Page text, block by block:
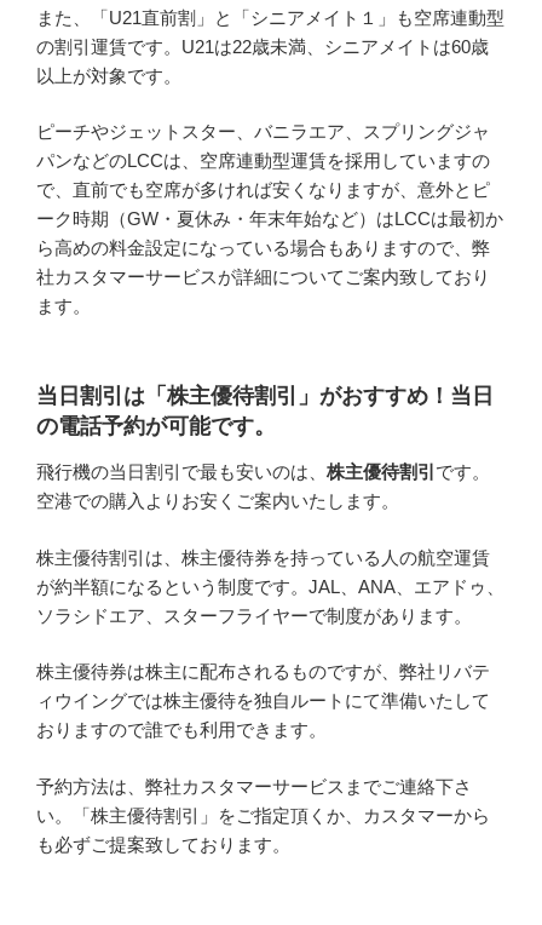
また、「U21直前割」と「シニアメイト１」も空席連動型
の割引運賃です。U21は22歳未満、シニアメイトは60歳
以上が対象です。
ピーチやジェットスター、バニラエア、スプリングジャ
パンなどのLCCは、空席連動型運賃を採用していますの
で、直前でも空席が多ければ安くなりますが、意外とピ
ーク時期（GW・夏休み・年末年始など）はLCCは最初か
ら高めの料金設定になっている場合もありますので、弊
社カスタマーサービスが詳細についてご案内致しており
ます。
当日割引は「株主優待割引」がおすすめ！当日
の電話予約が可能です。
飛行機の当日割引で最も安いのは、 株主優待割引 です。
空港での購入よりお安くご案内いたします。
株主優待割引は、株主優待券を持っている人の航空運賃
が約半額になるという制度です。JAL、ANA、エアドゥ、
ソラシドエア、スターフライヤーで制度があります。
株主優待券は株主に配布されるものですが、弊社リバテ
ィウイングでは株主優待を独自ルートにて準備いたして
おりますので誰でも利用できます。
予約方法は、弊社カスタマーサービスまでご連絡下さ
い。「株主優待割引」をご指定頂くか、カスタマーから
も必ずご提案致しております。